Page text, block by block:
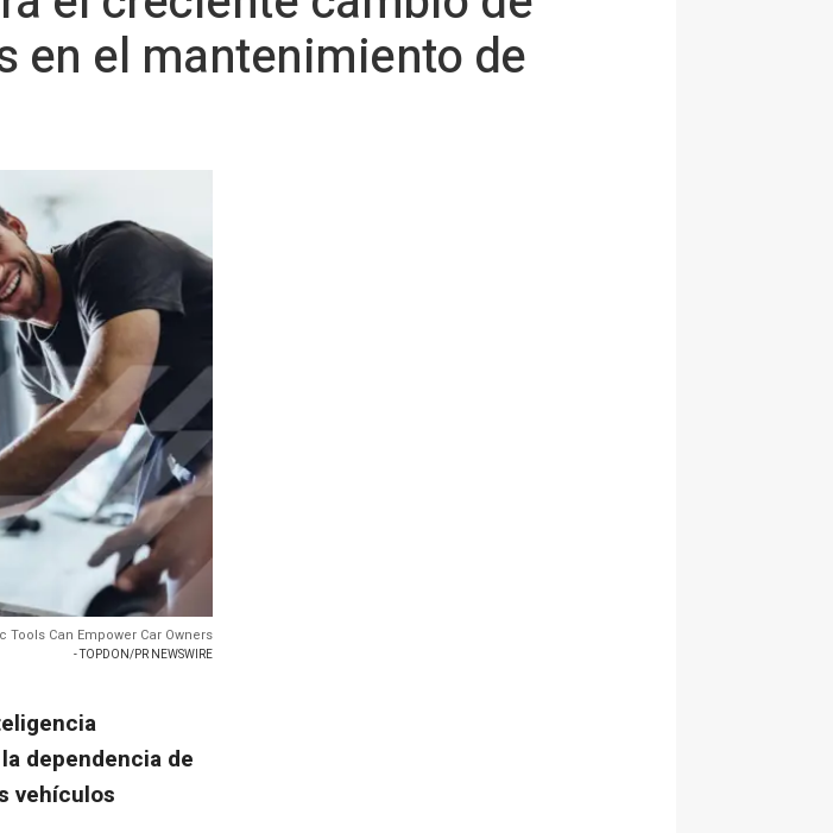
en el mantenimiento de
Tools Can Empower Car Owners
- TOPDON/PR NEWSWIRE
dependencia de
vehículos